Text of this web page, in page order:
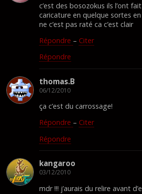
c’est des bosozokus ils l’ont
caricature en quelque sortes
ne c’est pas raté ca c’est clair
Répondre – Citer
Répondre
thomas.B
06/12/2010
ça c’est du carrossage!
Répondre – Citer
Répondre
kangaroo
03/12/2010
mdr !!! j’aurais du relire avant